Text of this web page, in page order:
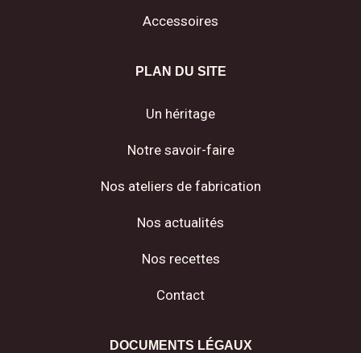
Accessoires
PLAN DU SITE
Un héritage
Notre savoir-faire
Nos ateliers de fabrication
Nos actualités
Nos recettes
Contact
DOCUMENTS LÉGAUX